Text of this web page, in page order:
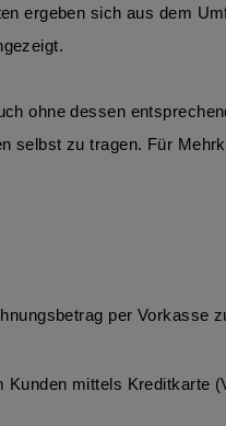
ergeben sich aus dem
ohne dessen
selbst zu tragen. Für
per Vorkasse
mittels